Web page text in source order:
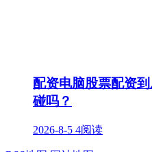
配资电脑股票配资
碰吗？
2026-8-5 4阅读